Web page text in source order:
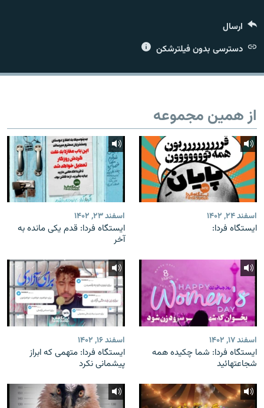
زبان‌های دیگر
ارسال
دسترسی بدون فیلترشکن
از همین مجموعه
اسفند ۲۴, ۱۴۰۲
ایستگاه فردا:
اسفند ۲۳, ۱۴۰۲
ایستگاه فردا: قدم یکی مانده به
آخر
اسفند ۱۷, ۱۴۰۲
ایستگاه فردا: شما چکیده همه
شجاعتهائید
اسفند ۱۶, ۱۴۰۲
ایستگاه فردا: متهمی که ابراز
پیشمانی نکرد